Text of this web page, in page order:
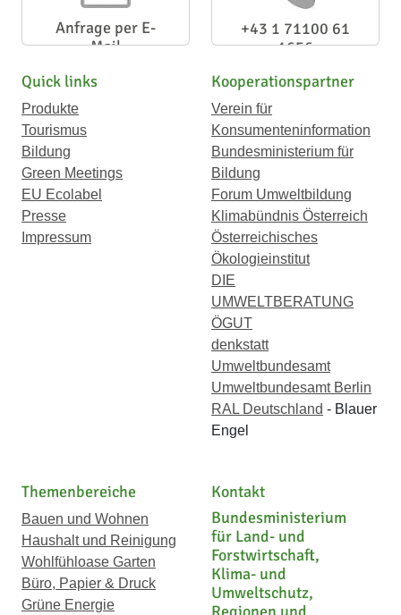
Anfrage per E-
Mail
+43 1 71100 61
1656
Quick links
Produkte
Tourismus
Bildung
Green Meetings
EU Ecolabel
Presse
Impressum
Kooperationspartner
Verein für
Konsumenteninformation
Bundesministerium für
Bildung
Forum Umweltbildung
Klimabündnis Österreich
Österreichisches
Ökologieinstitut
DIE
UMWELTBERATUNG
ÖGUT
denkstatt
Umweltbundesamt
Umweltbundesamt Berlin
RAL Deutschland - Blauer
Engel
Themenbereiche
Bauen und Wohnen
Haushalt und Reinigung
Wohlfühloase Garten
Büro, Papier & Druck
Grüne Energie
Kontakt
Bundesministerium
für Land- und
Forstwirtschaft,
Klima- und
Umweltschutz,